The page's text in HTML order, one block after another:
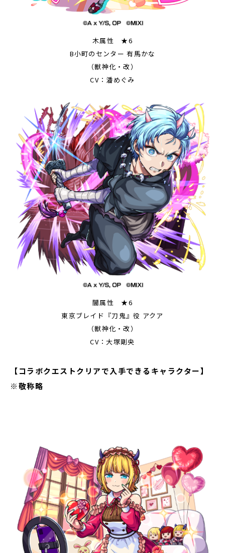
木属性 ★6
B小町のセンター 有馬かな
（獣神化・改）
CV：潘めぐみ
闇属性 ★6
東京ブレイド『刀鬼』役 アクア
（獣神化・改）
CV：大塚剛央
【コラボクエストクリアで入手できるキャラクター】
※敬称略